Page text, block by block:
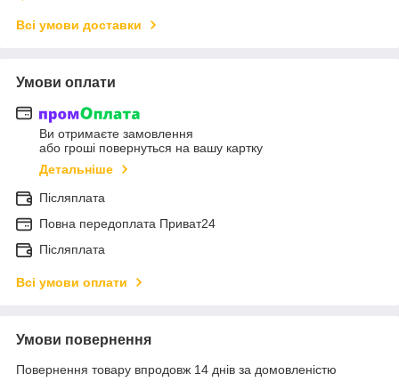
Всі умови доставки
Умови оплати
Ви отримаєте замовлення
або гроші повернуться на вашу картку
Детальніше
Післяплата
Повна передоплата Приват24
Післяплата
Всі умови оплати
Умови повернення
Повернення товару впродовж 14 днів за домовленістю